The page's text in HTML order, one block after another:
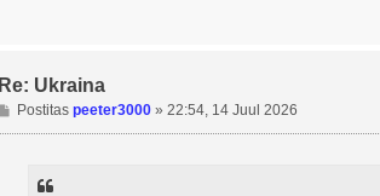
Re: Ukraina
P
o
Postitas peeter3000» 22:54, 14 Juul 2026